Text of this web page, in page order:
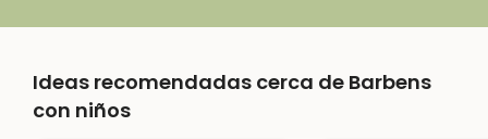
Ideas recomendadas cerca de Barbens
con niños